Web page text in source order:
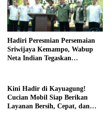
Hadiri Peresmian Persemaian
Sriwijaya Kemampo, Wabup
Neta Indian Tegaskan
Kini Hadir di Kayuagung!
Cucian Mobil Siap Berikan
Layanan Bersih, Cepat, dan